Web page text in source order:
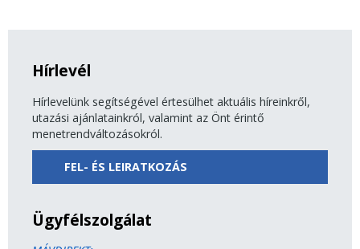
Hírlevél
Hírlevelünk segítségével értesülhet aktuális híreinkről,
utazási ajánlatainkról, valamint az Önt érintő
menetrendváltozásokról.
FEL- ÉS LEIRATKOZÁS
Ügyfélszolgálat